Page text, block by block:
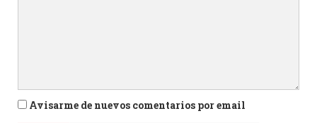
Avisarme de nuevos comentarios por email